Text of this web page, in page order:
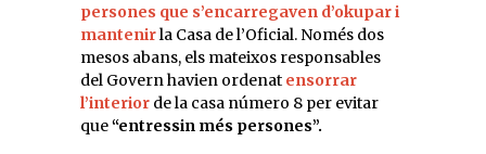
persones que s’encarregaven d’okupar i
mantenirla Casa de l’Oficial. Només dos
mesos abans, els mateixos responsables
del Govern havien ordenat ensorrar
l’interior de la casa número 8 per evitar
que“entressin més persones”.